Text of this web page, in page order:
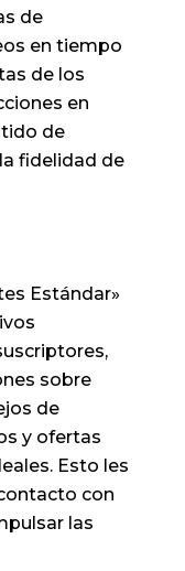
de
en tiempo
de los
en
de
fidelidad de
Estándar»
sobre
de
y ofertas
Esto les
con
las